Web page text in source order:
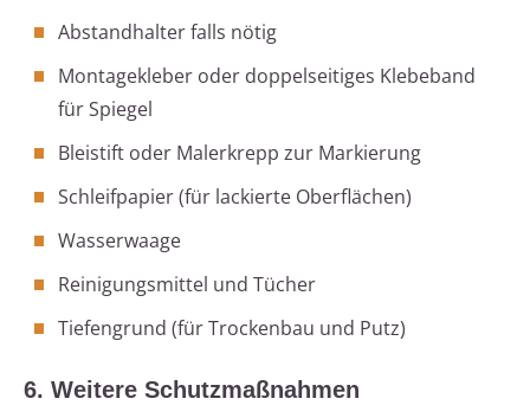
Abstandhalter falls nötig
Montagekleber oder doppelseitiges Klebeband
für Spiegel
Bleistift oder Malerkrepp zur Markierung
Schleifpapier (für lackierte Oberflächen)
Wasserwaage
Reinigungsmittel und Tücher
Tiefengrund (für Trockenbau und Putz)
6. Weitere Schutzmaßnahmen